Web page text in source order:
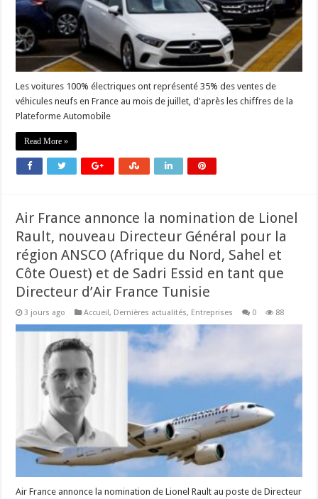
Les voitures 100% électriques ont représenté 35% des ventes de
véhicules neufs en France au mois de juillet, d'après les chiffres de la
Plateforme Automobile
Read More »
Air France annonce la nomination de Lionel
Rault, nouveau Directeur Général pour la
région ANSCO (Afrique du Nord, Sahel et
Côte Ouest) et de Sadri Essid en tant que
Directeur d’Air France Tunisie
3 jours ago Accueil, Dernières actualités, Entreprises 0 88
Air France annonce la nomination de Lionel Rault au poste de Directeur